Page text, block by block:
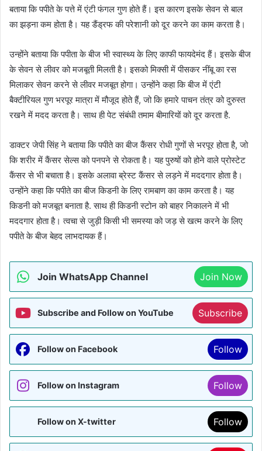
बताया कि पपीते के पत्ते में एंटी फंगल गुण होते हैं। इस कारण इसके सेवन से बाल
का झड़ना कम होता है। यह डैंड्रफ की परेशानी को दूर करने का काम करता है।
उन्होंने बताया कि पपीता के बीज भी स्वास्थ्य के लिए काफी फायदेमंद हैं। इसके बीज
के सेवन से लीवर को मजबूती मिलती है। इसको मिक्सी में पीसकर नींबू का रस
मिलाकर सेवन करने से लीवर मजबूत होगा। उन्होंने कहा कि बीज में एंटी
बैक्टीरियल गुण भरपूर मात्रा में मौजूद होते हैं, जो कि हमारे पाचन तंत्र को दुरुस्त
रखने में मदद करता है। साथ ही पेट संबंधी तमाम बीमारियों को दूर करता है.
डाक्टर जेपी सिंह ने बताया कि पपीते का बीज कैंसर रोधी गुणों से भरपूर होता है, जो
कि शरीर में कैंसर सेल्स को पनपने से रोकता है। यह पुरुषों को होने वाले प्रोस्टेट
कैंसर से भी बचाता है। इसके अलावा ब्रेस्ट कैंसर से लड़ने में मददगार होता है।
उन्होंने कहा कि पपीते का बीज किडनी के लिए रामबाण का काम करता है। यह
किडनी को मजबूत बनाता है. साथ ही किडनी स्टोन को बाहर निकालने में भी
मददगार होता है। त्वचा से जुड़ी किसी भी समस्या को जड़ से खत्म करने के लिए
पपीते के बीज बेहद लाभदायक हैं।
Join WhatsApp Channel Join Now
Subscribe and Follow on YouTube Subscribe
Follow on Facebook Follow
Follow on Instagram Follow
Follow on X-twitter Follow